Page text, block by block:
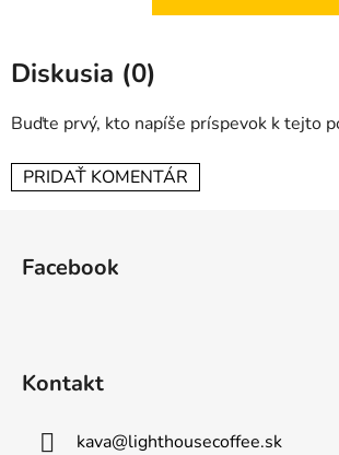
Diskusia (0)
Buďte prvý, kto napíše príspevok k tejto
PRIDAŤ KOMENTÁR
Facebook
Kontakt
kava@lighthousecoffee.sk